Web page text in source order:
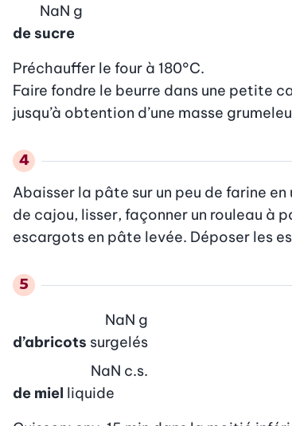
de sucre
NaN g
Préchauffer le four à 180°C.
Faire fondre le beurre dans une petite
jusqu’à obtention d’une masse
Abaisser la pâte sur un peu de farine
de cajou, lisser, façonner un rouleau à
escargots en pâte levée. Déposer les
d’abricots surgelés
NaN g
de miel liquide
NaN c.s.